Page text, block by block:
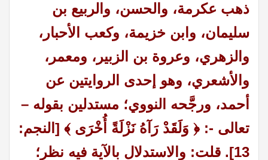
ذهب عكرمة، والحسن، والربيع بن
سليمان، وابن خزيمة، وكعب الأحبار،
والزهري، وعروة بن الزبير، ومعمر،
والأشعري، وهو إحدى الروايتين عن
أحمد، ورجَّحه النووي؛ مستدلين بقوله –
تعالى -: ﴿ وَلَقَدْ رَآهُ نَزْلَةً أُخْرَى ﴾ [النجم:
13].
قلت: والاستدلال بالآية فيه نظر؛